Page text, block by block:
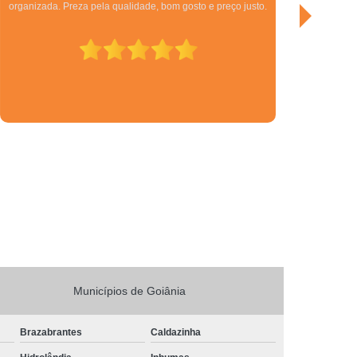
Gerenciamento e Fiscalização de Obras
Gestão de Obras de Construção Civil
Neuroarquitetura em Hospitais
Neuroarquitetura Iluminação
Neuroarquitetura no Ambiente de Trabalho
corporativos do DF.
Municípios de Goiânia
Brazabrantes Caldazinha